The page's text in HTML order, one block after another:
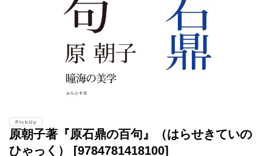
原朝子著『原石鼎の百句』（はらせきていの
ひゃっく）
[9784781418100]